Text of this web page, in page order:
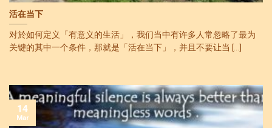
活在当下
对於如何定义「有意义的生活」，我们当中有许多人常忽略了最为
关键的其中一个条件，那就是「活在当下」，并且不要让当 [...]
14
Mar